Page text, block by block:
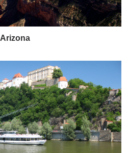
Arizona